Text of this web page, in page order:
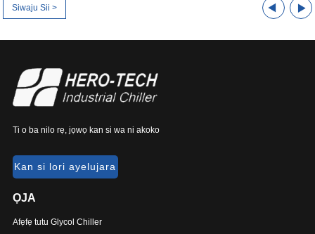
Siwaju Sii >
Ti o ba nilo rẹ, jọwọ kan si wa ni akoko
Kan si lori ayelujara
ỌJA
Afẹfẹ tutu Glycol Chiller